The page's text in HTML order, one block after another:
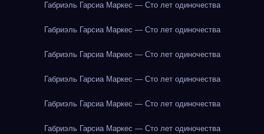
Габриэль Гарсиа Маркес — Сто лет одиночества
Габриэль Гарсиа Маркес — Сто лет одиночества
Габриэль Гарсиа Маркес — Сто лет одиночества
Габриэль Гарсиа Маркес — Сто лет одиночества
Габриэль Гарсиа Маркес — Сто лет одиночества
Габриэль Гарсиа Маркес — Сто лет одиночества